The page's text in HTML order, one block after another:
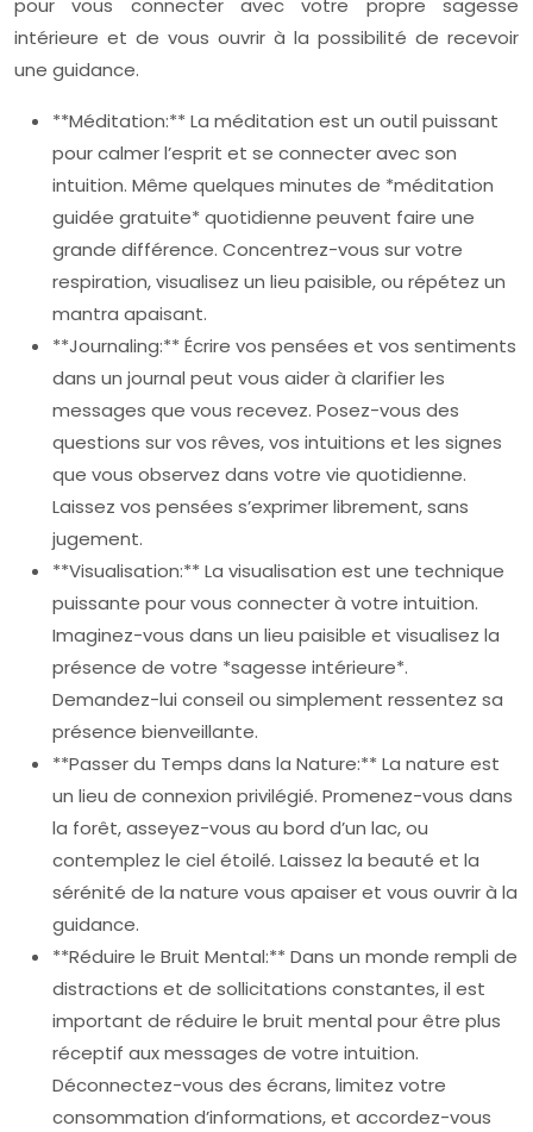
pour vous connecter avec votre propre sagesse
intérieure et de vous ouvrir à la possibilité de recevoir
une guidance.
**Méditation:** La méditation est un outil puissant
pour calmer l’esprit et se connecter avec son
intuition. Même quelques minutes de *méditation
guidée gratuite* quotidienne peuvent faire une
grande différence. Concentrez-vous sur votre
respiration, visualisez un lieu paisible, ou répétez un
mantra apaisant.
**Journaling:** Écrire vos pensées et vos sentiments
dans un journal peut vous aider à clarifier les
messages que vous recevez. Posez-vous des
questions sur vos rêves, vos intuitions et les signes
que vous observez dans votre vie quotidienne.
Laissez vos pensées s’exprimer librement, sans
jugement.
**Visualisation:** La visualisation est une technique
puissante pour vous connecter à votre intuition.
Imaginez-vous dans un lieu paisible et visualisez la
présence de votre *sagesse intérieure*.
Demandez-lui conseil ou simplement ressentez sa
présence bienveillante.
**Passer du Temps dans la Nature:** La nature est
un lieu de connexion privilégié. Promenez-vous dans
la forêt, asseyez-vous au bord d’un lac, ou
contemplez le ciel étoilé. Laissez la beauté et la
sérénité de la nature vous apaiser et vous ouvrir à la
guidance.
**Réduire le Bruit Mental:** Dans un monde rempli de
distractions et de sollicitations constantes, il est
important de réduire le bruit mental pour être plus
réceptif aux messages de votre intuition.
Déconnectez-vous des écrans, limitez votre
consommation d’informations, et accordez-vous